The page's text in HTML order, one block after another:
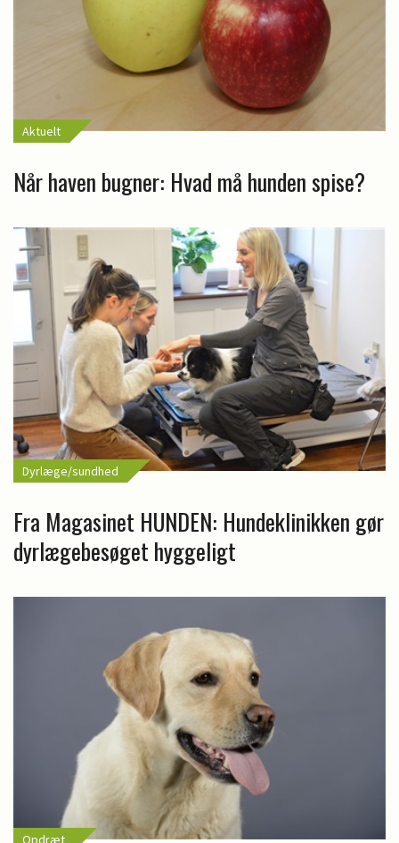
Aktuelt
Når haven bugner: Hvad må hunden spise?
Dyrlæge/sundhed
Fra Magasinet HUNDEN: Hundeklinikken gør
dyrlægebesøget hyggeligt
Opdræt